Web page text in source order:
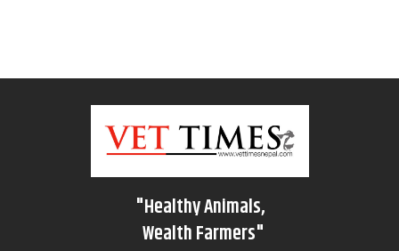
"Healthy Animals,
Wealth Farmers"